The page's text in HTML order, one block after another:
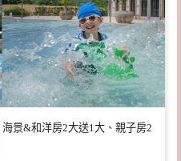
景&和洋房2大送1大、親子房2